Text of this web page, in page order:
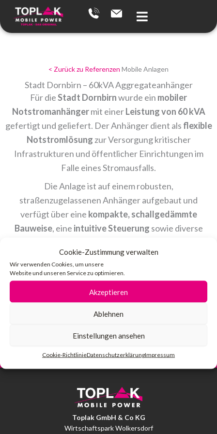
Cookie-Zustimmung verwalten
Wir verwenden Cookies, um unsere
Website und unseren Service zu optimieren.
Akzeptieren
Ablehnen
Einstellungen ansehen
Cookie-RichtlinieDatenschutzerklärungImpressum
Zum
Inhalt
springen
< Zurück zu Referenzen Mobile Anlagen
Stadt Dornbirn – 60kVA Aggregateanhänger
Für dieStadt Dornbirnwurde ein mobiler
Notstromanhängermit einerLeistung von 60 kVA
gefertigt und geliefert. Der Anhänger dient als flexible
Notstromlösung zur Versorgung kritischer
Infrastrukturen und öffentlicher Einrichtungen im
Falle eines Stromausfalls.
Die Anlage ist auf einem robusten,
straßenzugelassenen Anhänger aufgebaut und
verfügt über eine kompakte, schallgedämmte
Bauweise, eine intuitive Steuerung sowie diverse
Ort. Durch die hochwertige Ausführung gewährleistet
der Notstromanhänger einen
sicheren Betriebauch unter anspruchsvollen
Einsatzbedingungen.
Toplak GmbH & Co KG
Wirtschaftspark Wolkersdorf